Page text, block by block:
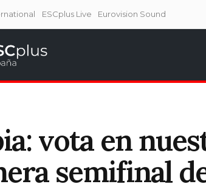
ESCplus Live Eurovision Sound
vota en
semifinal